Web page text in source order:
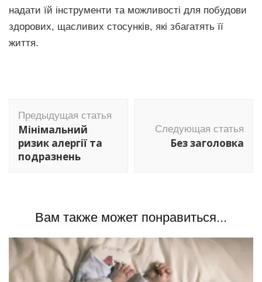
надати їй інструменти та можливості для побудови
здорових, щасливих стосунків, які збагатять її
життя.
по
записям
Предыдущая статья
Мінімальний
ризик алергії та
подразнень
Следующая статья
Без заголовка
Вам также может понравиться...